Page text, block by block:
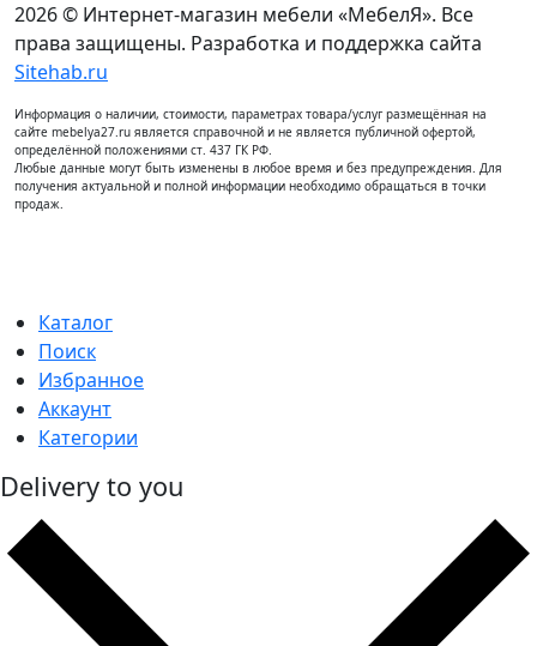
2026 © Интернет-магазин мебели «МебелЯ». Все
права защищены. Разработка и поддержка сайта
Sitehab.ru
Информация о наличии, стоимости, параметрах товара/услуг размещённая на
сайте mebelya27.ru является справочной и не является публичной офертой,
определённой положениями ст. 437 ГК РФ.
Любые данные могут быть изменены в любое время и без предупреждения. Для
получения актуальной и полной информации необходимо обращаться в точки
продаж.
Каталог
Поиск
Избранное
Аккаунт
Категории
Delivery to you